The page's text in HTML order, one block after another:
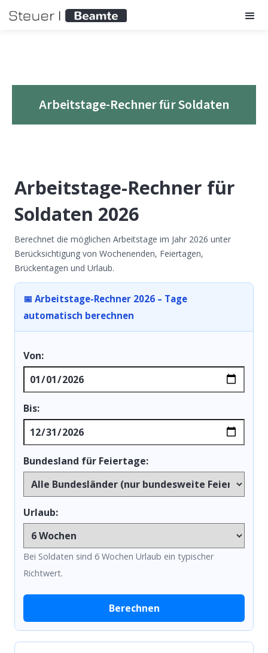
Arbeitstage-Rechner für Soldaten
Arbeitstage-Rechner für
Soldaten 2026
Berechnet die möglichen Arbeitstage im Jahr 2026 unter
Berücksichtigung von Wochenenden, Feiertagen,
Brückentagen und Urlaub.
📅 Arbeitstage-Rechner 2026 – Tage
automatisch berechnen
Von:
Bis:
Bundesland für Feiertage:
Urlaub:
Bei Soldaten sind 6 Wochen Urlaub ein typischer
Richtwert.
Berechnen